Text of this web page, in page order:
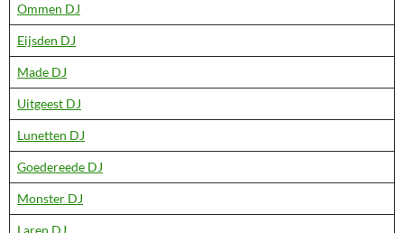
Ommen DJ
Eijsden DJ
Made DJ
Uitgeest DJ
Lunetten DJ
Goedereede DJ
Monster DJ
Laren DJ